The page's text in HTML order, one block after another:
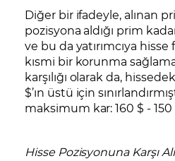
Diğer bir ifadeyle, alınan
pozisyona aldığı prim
ve bu da yatırımcıya hisse
kısmi bir korunma
karşılığı olarak da,
$’ın üstü için
maksimum kar: 160 $ - 150
Hisse Pozisyonuna Karşı